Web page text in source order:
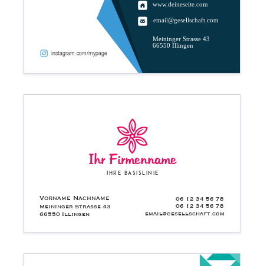
instagram.com/mypage
Meininger Strasse 43
66550 Illingen
www.deineseite.com
email@gesellschaft.com
06 12 34 56 78
email@gesellschaft.com
Meininger Strasse 43
66550 Illingen
06 12 34 56 78
Vorname Nachname
Ihr Firmenname
Ihre Basislinie